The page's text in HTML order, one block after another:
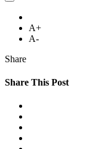
A+
A-
Share
Share This Post